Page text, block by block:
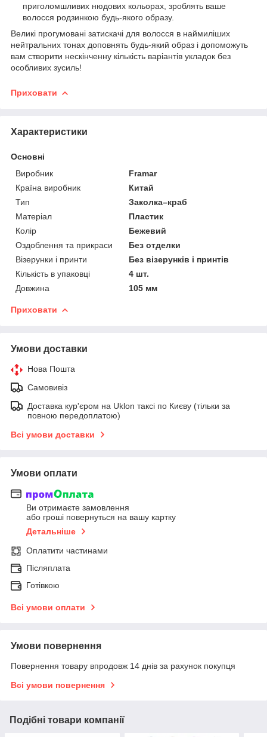
приголомшливих нюдових кольорах, зроблять ваше
волосся родзинкою будь-якого образу.
Великі прогумовані затискачі для волосся в наймиліших
нейтральних тонах доповнять будь-який образ і допоможуть
вам створити нескінченну кількість варіантів укладок без
особливих зусиль!
Приховати
Характеристики
Основні
Виробник
Framar
Країна виробник
Китай
Тип
Заколка–краб
Матеріал
Пластик
Колір
Бежевий
Оздоблення та прикраси
Без отделки
Візерунки і принти
Без візерунків і принтів
Кількість в упаковці
4 шт.
Довжина
105 мм
Приховати
Умови доставки
Нова Пошта
Самовивіз
Доставка кур'єром на Uklon таксі по Києву (тільки за
повною передоплатою)
Всі умови доставки
Умови оплати
Ви отримаєте замовлення
або гроші повернуться на вашу картку
Детальніше
Оплатити частинами
Післяплата
Готівкою
Всі умови оплати
Умови повернення
Повернення товару впродовж 14 днів за рахунок покупця
Всі умови повернення
Подібні товари компанії